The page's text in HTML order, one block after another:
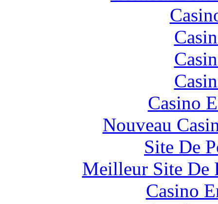
Casino
Nouveau
Site De
Meilleur Site De
Casino